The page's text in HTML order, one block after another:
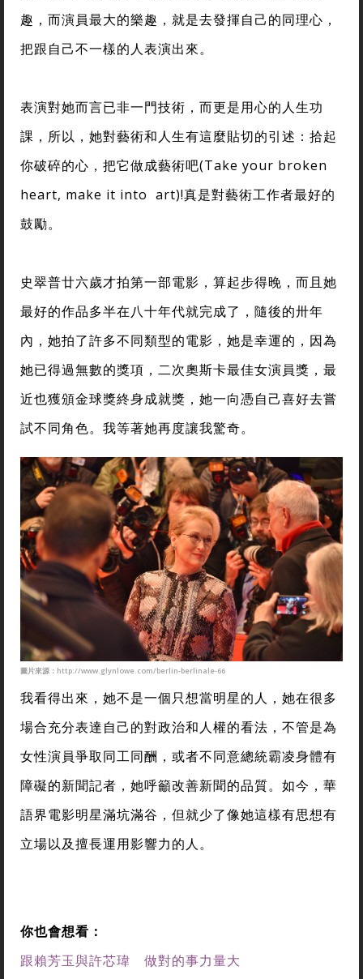
趣，而演員最大的樂趣，就是去發揮自己的同理心，
把跟自己不一樣的人表演出來。
表演對她而言已非一門技術，而更是用心的人生功
課，所以，她對藝術和人生有這麼貼切的引述：拾起
你破碎的心，把它做成藝術吧(Take your broken
heart, make it into art)!真是對藝術工作者最好的
鼓勵。
史翠普廿六歲才拍第一部電影，算起步得晚，而且她
最好的作品多半在八十年代就完成了，隨後的卅年
內，她拍了許多不同類型的電影，她是幸運的，因為
她已得過無數的獎項，二次奧斯卡最佳女演員獎，最
近也獲頒金球獎終身成就獎，她一向憑自己喜好去嘗
試不同角色。我等著她再度讓我驚奇。
圖片來源：http://www.glynlowe.com/berlin-berlinale-66
我看得出來，她不是一個只想當明星的人，她在很多
場合充分表達自己的對政治和人權的看法，不管是為
女性演員爭取同工同酬，或者不同意總統霸凌身體有
障礙的新聞記者，她呼籲改善新聞的品質。如今，華
語界電影明星滿坑滿谷，但就少了像她這樣有思想有
立場以及擅長運用影響力的人。
你也會想看：
跟賴芳玉與許芯瑋 做對的事力量大